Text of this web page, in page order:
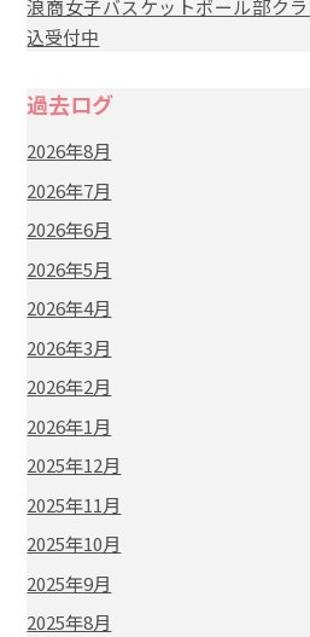
浪商女子バスケットボール部
込受付中
過去ログ
2026年8月
2026年7月
2026年6月
2026年5月
2026年4月
2026年3月
2026年2月
2026年1月
2025年12月
2025年11月
2025年10月
2025年9月
2025年8月